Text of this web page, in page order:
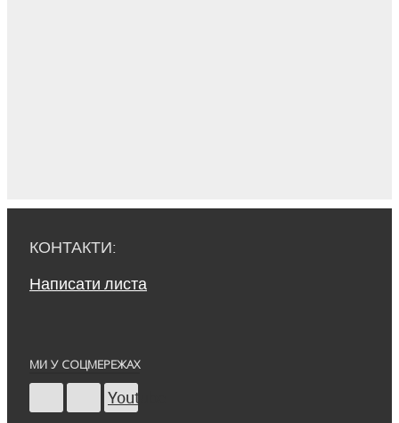
КОНТАКТИ:
Написати листа
МИ У СОЦМЕРЕЖАХ
Youtube